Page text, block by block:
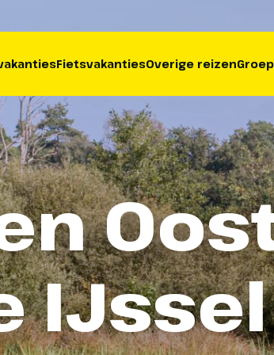
FietsvakantiesOverige reizen
IJssel